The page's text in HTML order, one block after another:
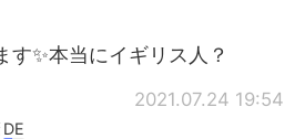
す✨本当にイギリス人？
2021.07.24 19:54
DE